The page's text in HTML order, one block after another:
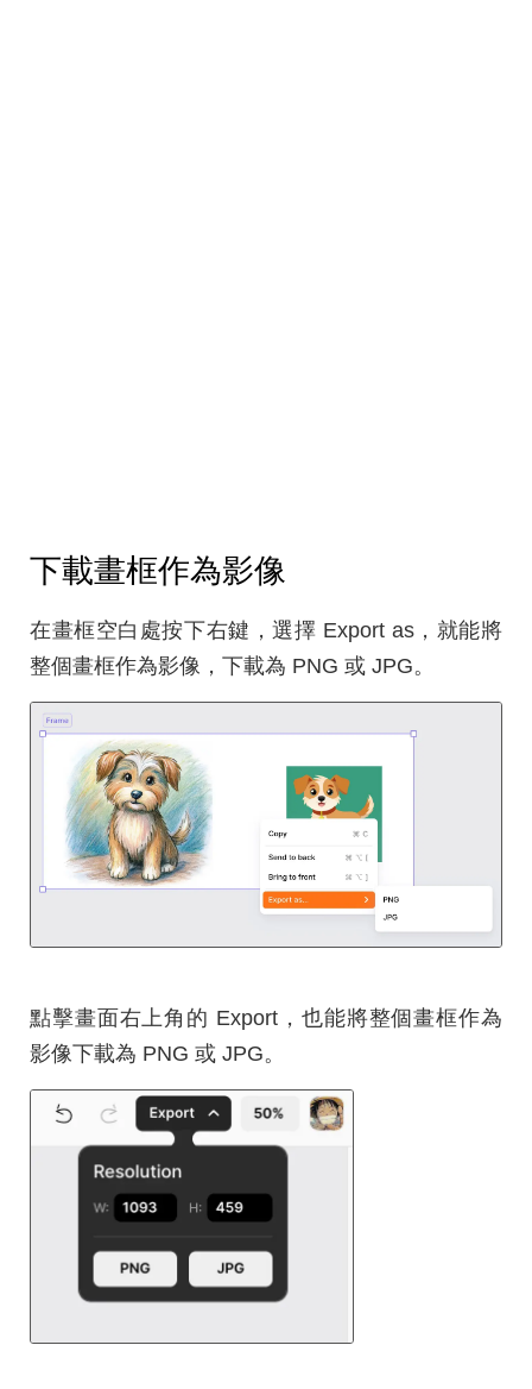
下載畫框作為影像
在畫框空白處按下右鍵，選擇 Export as，就能將
整個畫框作為影像，下載為 PNG 或 JPG。
點擊畫面右上角的 Export，也能將整個畫框作為
影像下載為 PNG 或 JPG。